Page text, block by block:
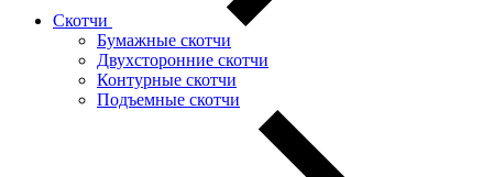
Скотчи
Бумажные скотчи
Двухсторонние скотчи
Контурные скотчи
Подъемные скотчи